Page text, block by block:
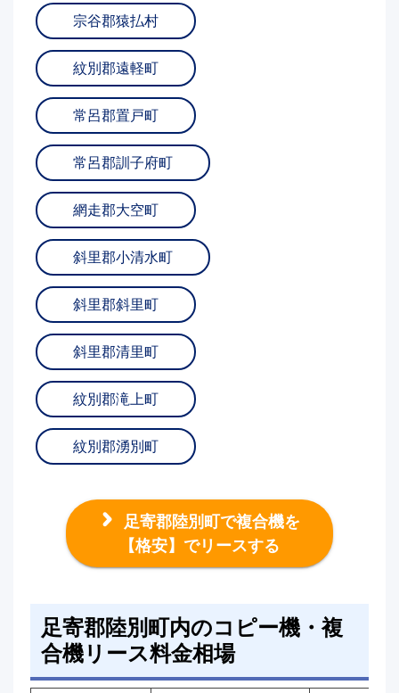
宗谷郡猿払村
紋別郡遠軽町
常呂郡置戸町
常呂郡訓子府町
網走郡大空町
斜里郡小清水町
斜里郡斜里町
斜里郡清里町
紋別郡滝上町
紋別郡湧別町
足寄郡陸別町で複合機を
【格安】でリースする
足寄郡陸別町内のコピー機・複
合機リース料金相場